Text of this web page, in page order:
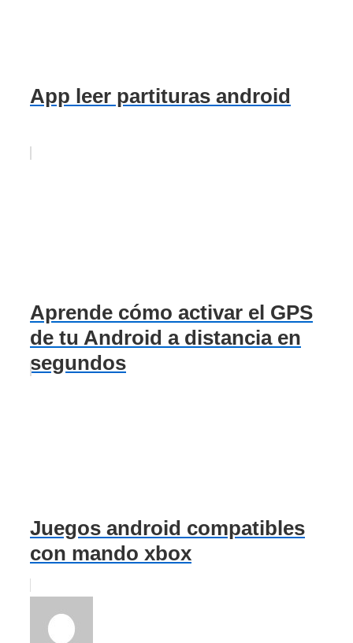
App leer partituras android
Aprende cómo activar el GPS
de tu Android a distancia en
segundos
Juegos android compatibles
con mando xbox